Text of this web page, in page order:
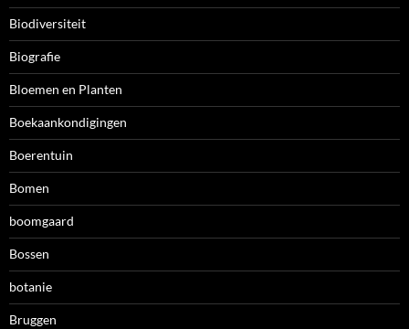
Biodiversiteit
Biografie
Bloemen en Planten
Boekaankondigingen
Boerentuin
Bomen
boomgaard
Bossen
botanie
Bruggen